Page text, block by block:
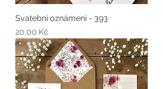
Svatební oznámení - 393
Cena
20,00 Kč